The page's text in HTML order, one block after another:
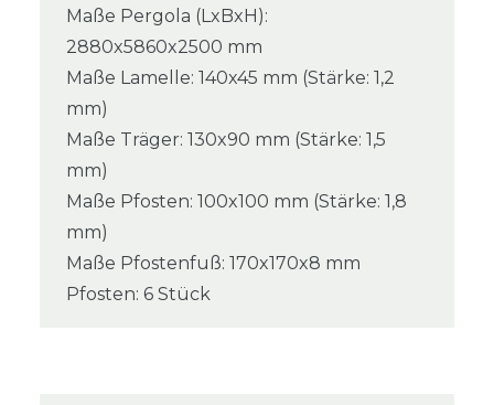
Maße Pergola (LxBxH):
2880x5860x2500 mm
Maße Lamelle: 140x45 mm (Stärke: 1,2
mm)
Maße Träger: 130x90 mm (Stärke: 1,5
mm)
Maße Pfosten: 100x100 mm (Stärke: 1,8
mm)
Maße Pfostenfuß: 170x170x8 mm
Pfosten: 6 Stück